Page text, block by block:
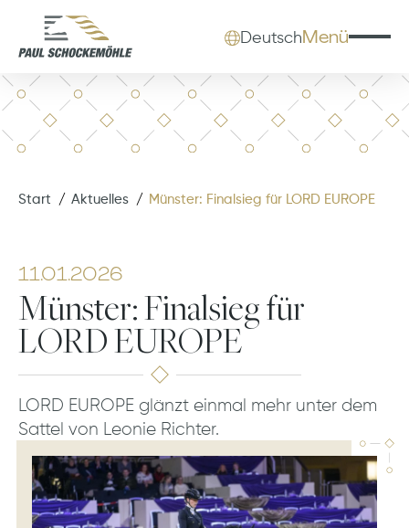
DeutschMenü
Start Aktuelles Münster: Finalsieg für LORD EUROPE
11.01.2026
Münster: Finalsieg für
LORD EUROPE
LORD EUROPE glänzt einmal mehr unter dem
Sattel von Leonie Richter.